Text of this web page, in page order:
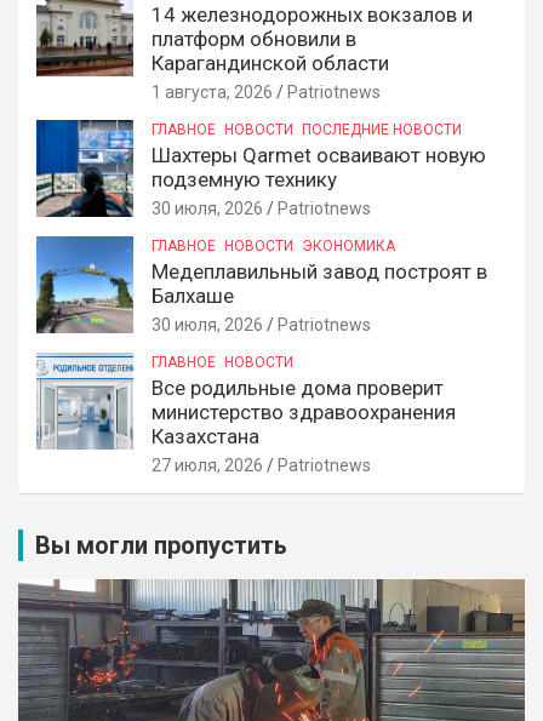
14 железнодорожных вокзалов и
платформ обновили в
Карагандинской области
1 августа, 2026 Patriotnews
ГЛАВНОЕ НОВОСТИ ПОСЛЕДНИЕ НОВОСТИ
Шахтеры Qarmet осваивают новую
подземную технику
30 июля, 2026 Patriotnews
ГЛАВНОЕ НОВОСТИ ЭКОНОМИКА
Медеплавильный завод построят в
Балхаше
30 июля, 2026 Patriotnews
ГЛАВНОЕ НОВОСТИ
Все родильные дома проверит
министерство здравоохранения
Казахстана
27 июля, 2026 Patriotnews
Вы могли пропустить